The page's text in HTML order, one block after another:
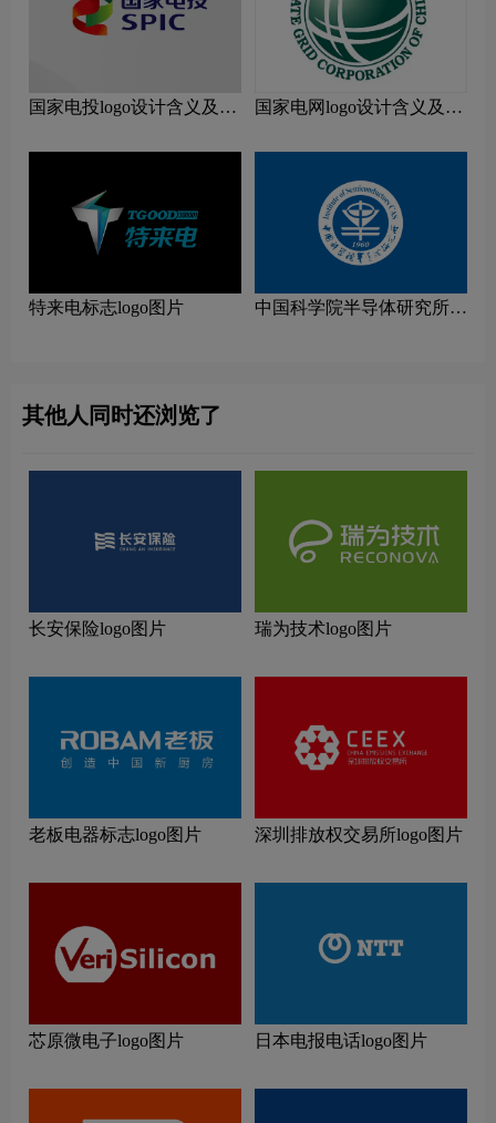
国家电投logo设计含义及设
国家电网logo设计含义及设
特来电标志logo图片
中国科学院半导体研究所
其他人同时还浏览了
长安保险logo图片 瑞为技术logo图片
老板电器标志logo图片 深圳排放权交易所logo图片
芯原微电子logo图片 日本电报电话logo图片